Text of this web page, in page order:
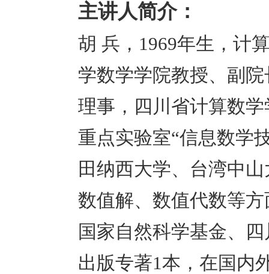
主讲人简介：
胡 兵， 1969年生，计
学数学学院教授、副
理事，四川省计算数
重点实验室“信息数学
田纳西大学、台湾中
数值解、数值代数等
国家自然科学基金、
出版专著1本，在国内